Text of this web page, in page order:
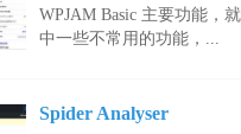
WPJAM Basic 主要功能，
中一些不常用的功能，...
Spider Analyser